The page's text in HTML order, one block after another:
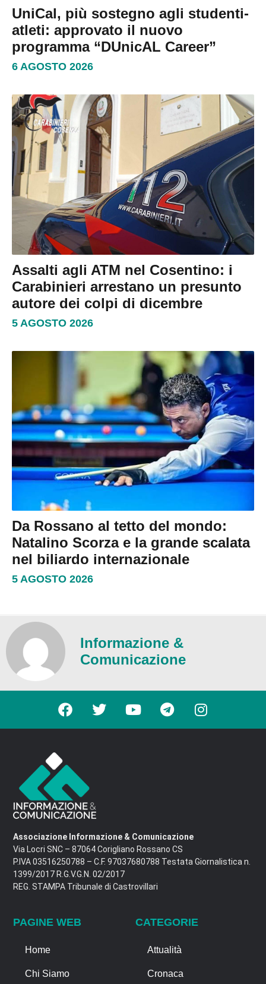
UniCal, più sostegno agli studenti-
atleti: approvato il nuovo
programma “DUnicAL Career”
6 AGOSTO 2026
Assalti agli ATM nel Cosentino: i
Carabinieri arrestano un presunto
autore dei colpi di dicembre
5 AGOSTO 2026
Da Rossano al tetto del mondo:
Natalino Scorza e la grande scalata
nel biliardo internazionale
5 AGOSTO 2026
Informazione &
Comunicazione
Associazione Informazione & Comunicazione
Via Locri SNC – 87064 Corigliano Rossano CS
P.IVA 03516250788 – C.F. 97037680788 Testata Giornalistica n.
1399/2017 R.G.V.G.N. 02/2017
REG. STAMPA Tribunale di Castrovillari
PAGINE WEB
Home
Chi Siamo
CATEGORIE
Attualità
Cronaca